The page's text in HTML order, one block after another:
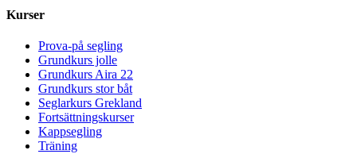
Kurser
Prova-på segling
Grundkurs jolle
Grundkurs Aira 22
Grundkurs stor båt
Seglarkurs Grekland
Fortsättningskurser
Kappsegling
Träning